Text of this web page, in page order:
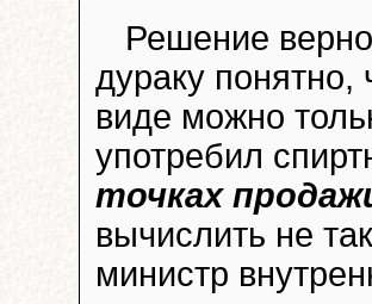
Решение
дураку понятно,
виде можно
употребил
точках
вычислить не
министр